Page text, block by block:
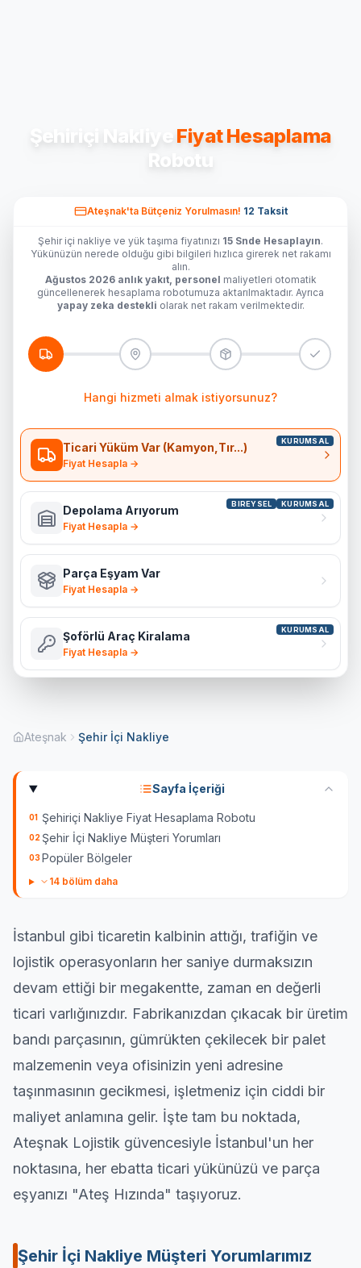
Şehiriçi Nakliye Fiyat Hesaplama
Robotu
Ateşnak'taBütçeniz Yorulmasın! 12 Taksit
Şehir içi nakliye ve yük taşıma fiyatınızı 15 Snde Hesaplayın.
Yükünüzün nerede olduğu gibi bilgileri hızlıca girerek net rakamı
alın.
Ağustos 2026 anlık yakıt, personel maliyetleri otomatik
güncellenerek hesaplama robotumuza aktarılmaktadır. Ayrıca
yapay zeka destekli olarak net rakam verilmektedir.
Hangi hizmeti almak istiyorsunuz?
KURUMSAL
Ticari Yüküm Var (Kamyon,Tır...)
Fiyat Hesapla →
BIREYSEL KURUMSAL
Depolama Arıyorum
Fiyat Hesapla →
Parça Eşyam Var
Fiyat Hesapla →
KURUMSAL
Şoförlü Araç Kiralama
Fiyat Hesapla →
Ateşnak Şehir İçi Nakliye
Sayfa İçeriği
01 Şehiriçi Nakliye Fiyat Hesaplama Robotu
02 Şehir İçi Nakliye Müşteri Yorumları
03Popüler Bölgeler
14bölüm daha
İstanbul gibi ticaretin kalbinin attığı, trafiğin ve
lojistik operasyonların her saniye durmaksızın
devam ettiği bir megakentte, zaman en değerli
ticari varlığınızdır. Fabrikanızdan çıkacak bir üretim
bandı parçasının, gümrükten çekilecek bir palet
malzemenin veya ofisinizin yeni adresine
taşınmasının gecikmesi, işletmeniz için ciddi bir
maliyet anlamına gelir. İşte tam bu noktada,
Ateşnak Lojistik güvencesiyle İstanbul'un her
noktasına, her ebatta ticari yükünüzü ve parça
eşyanızı "Ateş Hızında" taşıyoruz.
Şehir İçi Nakliye Müşteri Yorumlarımız